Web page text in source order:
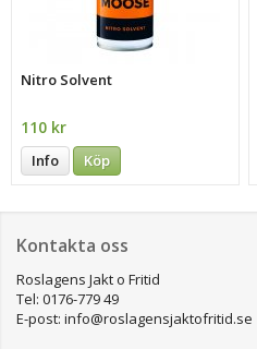
Nitro Solvent
110 kr
Info Köp
Kontakta oss
Roslagens Jakt o Fritid
Tel: 0176-779 49
E-post: info@roslagensjaktofritid.se